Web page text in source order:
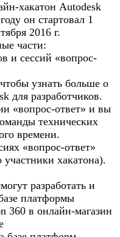
хакатон Autodesk
он стартовал 1
2016 г.
части:
и сессий «вопрос-
узнать больше о
для разработчиков.
«вопрос-ответ» и вы
технических
времени.
«вопрос-ответ»
хакатона).
разработать и
платформы
360 в онлайн-магазин